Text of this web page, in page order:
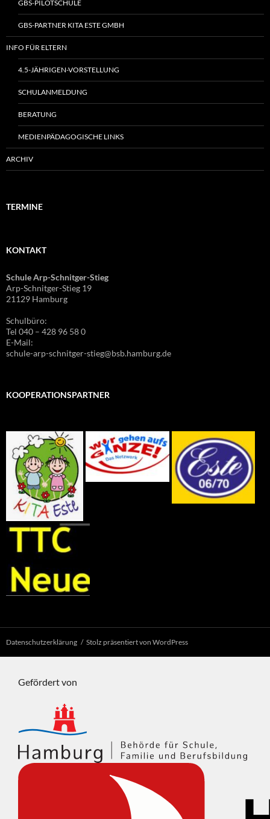
GBS-PILOTSCHULE
GBS-PARTNER KITA ESTE GMBH
INFO FÜR ELTERN
4.5-JÄHRIGEN-VORSTELLUNG
SCHULANMELDUNG
BERATUNG
MEDIENPÄDAGOGISCHE LINKS
ARCHIV
TERMINE
KONTAKT
Schule Arp-Schnitger-Stieg
Arp-Schnitger-Stieg 19
21129 Hamburg
Schulbüro:
Tel 040 – 428 96 58 0
E-Mail:
schule-arp-schnitger-stieg@bsb.hamburg.de
KOOPERATIONSPARTNER
Datenschutzerklärung Stolz präsentiert von WordPress
Gefördert von